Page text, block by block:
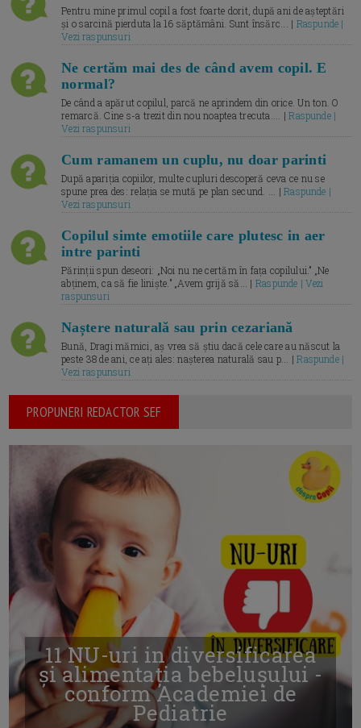
Pentru mine primul copil a fost foarte dorit, după ani de așteptări
și o sarcină pierduta la 16 săptămâni. Sunt însărc... | Raspunde |
Vezi raspunsuri
Ne certăm mai des de când avem copil. E
normal?
De când a apărut copilul, parcă ne aprindem din orice. Un ton. O
remarcă. Cine s-a trezit din nou noaptea trecuta.... |Raspunde |
Vezi raspunsuri
Cum ramanem un cuplu, nu doar parinti
După apariția copiilor, multe cupluri descoperă ceva ce nu se
spune prea des: relația se mută pe plan secund. ... |Raspunde |
Vezi raspunsuri
Copilul simte emotiile care plutesc in aer
intre parinti
Părinții spun deseori: „Noi nu ne certăm în fața copilului.” „Ne
abținem, ca să fie liniște.” „Avem grijă să... | Raspunde | Vezi
raspunsuri
Naștere naturală sau prin cezariană
Bună, Dragi mămici, aș vrea să știu dacă cele care au născut la
peste 38 de ani, ce ați ales: nașterea naturală sau p... |Raspunde |
Vezi raspunsuri
PROPUNERI REDACTOR SEF
11 NU-uri in diversificarea
și alimentația bebelușului -
conform Academiei de
Pediatrie